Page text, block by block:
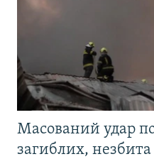
Масований удар по
загиблих, незбита